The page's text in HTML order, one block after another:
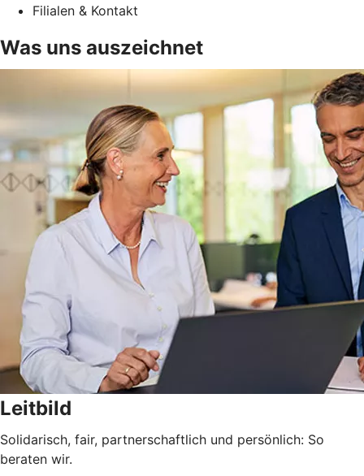
Filialen & Kontakt
Was uns auszeichnet
Leitbild
Solidarisch, fair, partnerschaftlich und persönlich: So
beraten wir.